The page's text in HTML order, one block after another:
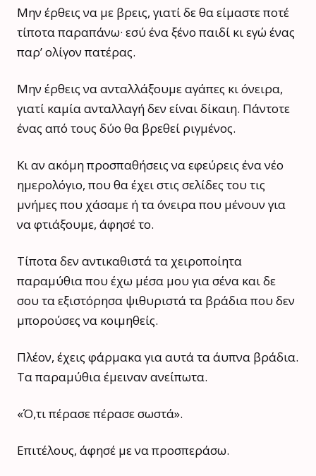
Μην έρθεις να με βρεις, γιατί δε θα είμαστε ποτέ
τίποτα παραπάνω· εσύ ένα ξένο παιδί κι εγώ ένας
παρ’ ολίγον πατέρας.
Μην έρθεις να ανταλλάξουμε αγάπες κι όνειρα,
γιατί καμία ανταλλαγή δεν είναι δίκαιη. Πάντοτε
ένας από τους δύο θα βρεθεί ριγμένος.
Κι αν ακόμη προσπαθήσεις να εφεύρεις ένα νέο
ημερολόγιο, που θα έχει στις σελίδες του τις
μνήμες που χάσαμε ή τα όνειρα που μένουν για
να φτιάξουμε, άφησέ το.
Τίποτα δεν αντικαθιστά τα χειροποίητα
παραμύθια που έχω μέσα μου για σένα και δε
σου τα εξιστόρησα ψιθυριστά τα βράδια που δεν
μπορούσες να κοιμηθείς.
Πλέον, έχεις φάρμακα για αυτά τα άυπνα βράδια.
Τα παραμύθια έμειναν ανείπωτα.
«Ό,τι πέρασε πέρασε σωστά».
Επιτέλους, άφησέ με να προσπεράσω.